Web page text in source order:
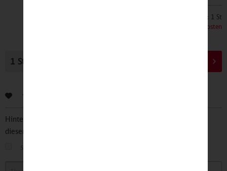
Inhalt: 1 St
zzgl. Versandkosten
Hinterlegen Sie Ihre Email Adresse und bleiben Sie stets über
diesen Artikel informiert.